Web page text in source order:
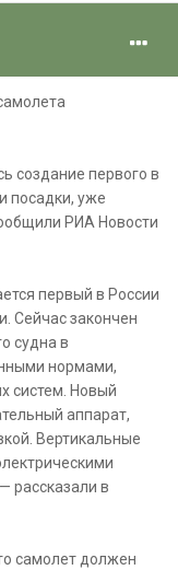
создание первого в
посадки, уже
РИА Новости
первый в России
Сейчас закончен
судна в
нормами,
систем. Новый
аппарат,
Вертикальные
рассказали в
самолет должен